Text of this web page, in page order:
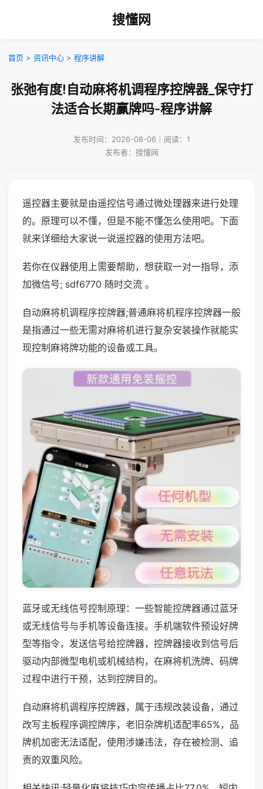
搜懂网
首页 > 资讯中心 > 程序讲解
张弛有度!自动麻将机调程序控牌器_保守打
法适合长期赢牌吗-程序讲解
发布时间：2026-08-06｜阅读：1
发布者：搜懂网
遥控器主要就是由遥控信号通过微处理器来进行处理
的。原理可以不懂，但是不能不懂怎么使用吧。下面
就来详细给大家说一说遥控器的使用方法吧。
若你在仪器使用上需要帮助，想获取一对一指导，添
加微信号; sdf6770 随时交流 。
自动麻将机调程序控牌器;普通麻将机程序控牌器一般
是指通过一些无需对麻将机进行复杂安装操作就能实
现控制麻将牌功能的设备或工具。
蓝牙或无线信号控制原理：一些智能控牌器通过蓝牙
或无线信号与手机等设备连接。手机端软件预设好牌
型等指令，发送信号给控牌器，控牌器接收到信号后
驱动内部微型电机或机械结构，在麻将机洗牌、码牌
过程中进行干预，达到控牌目的。
自动麻将机调程序控牌器，属于违规改装设备，通过
改写主板程序调控牌序，老旧杂牌机适配率65%，品
牌机加密无法适配，使用涉嫌违法，存在被检测、追
责的双重风险。